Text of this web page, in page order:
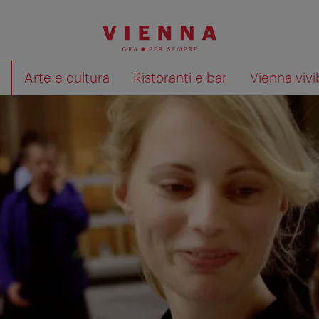
Arte e cultura Ristoranti e bar Vienna
Mostra i risultati della ricerca